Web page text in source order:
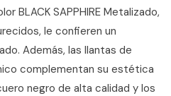
BLACK SAPPHIRE Metalizado,
le confieren un
Además, las llantas de
complementan su estética
negro de alta calidad y los